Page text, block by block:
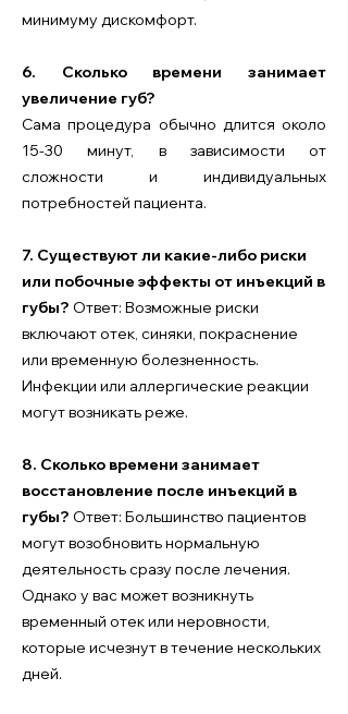
минимуму дискомфорт.
6. Сколько времени занимает
увеличение губ?
Сама процедура обычно длится около
15-30 минут, в зависимости от
сложности и индивидуальных
потребностей пациента.
7. Существуют ли какие-либо риски
или побочные эффекты от инъекций в
губы? Ответ: Возможные риски
включают отек, синяки, покраснение
или временную болезненность.
Инфекции или аллергические реакции
могут возникать реже.
8. Сколько времени занимает
восстановление после инъекций в
губы? Ответ: Большинство пациентов
могут возобновить нормальную
деятельность сразу после лечения.
Однако у вас может возникнуть
временный отек или неровности,
которые исчезнут в течение нескольких
дней.